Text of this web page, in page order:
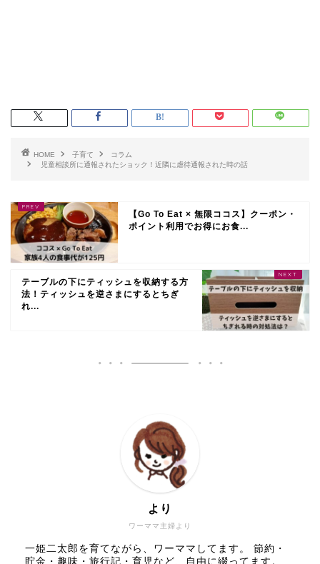
HOME 子育て
コラム
児童相談所に通報されたショック！近隣に虐待通報された時の話
【Go To Eat × 無限ココス】クーポン・
ポイント利用でお得にお食...
テーブルの下にティッシュを収納する方
法！ティッシュを逆さまにするとちぎ
れ...
ワーママ主婦より
より
一姫二太郎を育てながら、ワーママしてます。 節約・
貯金・趣味・旅行記・育児など、自由に綴ってます。